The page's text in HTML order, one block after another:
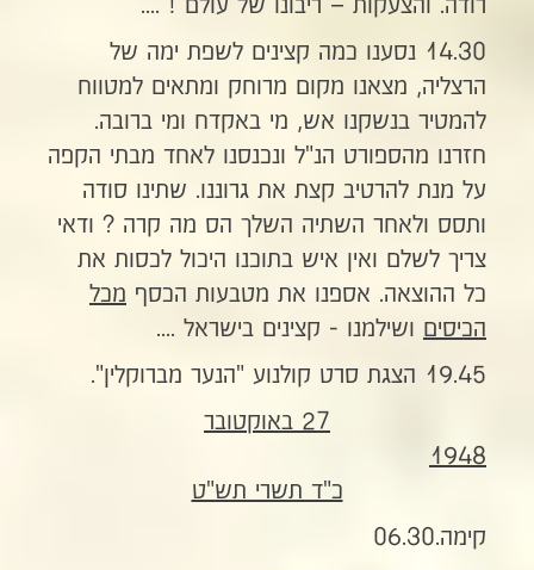
רודה. והצעקות – ריבונו של עולם ! ....
14.30 נסענו כמה קצינים לשפת ימה של
הרצליה, מצאנו מקום מרוחק ומתאים למטווח
להמטיר בנשקנו אש, מי באקדח ומי ברובה.
חזרנו מהספורט הנ"ל ונכנסנו לאחד מבתי הקפה
על מנת להרטיב קצת את גרוננו. שתינו סודה
ותסס ולאחר השתיה השלך הס מה קרה ? ודאי
צריך לשלם ואין איש בתוכנו היכול לכסות את
כל ההוצאה. אספנו את מטבעות הכסף מכל
הכיסים ושילמנו - קצינים בישראל ....
19.45 הצגת סרט קולנוע "הנער מברוקלין".
27 באוקטובר
1948
כ"ד תשרי תש"ט
קימה.06.30